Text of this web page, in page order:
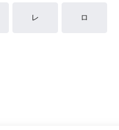
レ ロ